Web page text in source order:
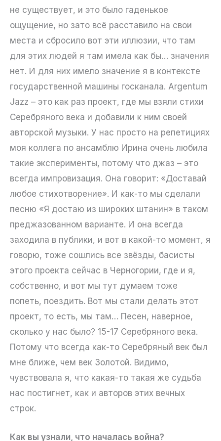
не существует, и это было гаденькое
ощущение, но зато всё расставило на свои
места и сбросило вот эти иллюзии, что там
для этих людей я там имела как бы… значения
нет. И для них имело значение я в контексте
государственной машины госканала. Argentum
Jazz – это как раз проект, где мы взяли стихи
Серебряного века и добавили к ним своей
авторской музыки. У нас просто на репетициях
моя коллега по ансамблю Ирина очень любила
такие эксперименты, потому что джаз – это
всегда импровизация. Она говорит: «Доставай
любое стихотворение». И как-то мы сделали
песню «Я достаю из широких штанин» в таком
преджазованном варианте. И она всегда
заходила в публики, и вот в какой-то момент, я
говорю, тоже сошлись все звёзды, басисты
этого проекта сейчас в Черногории, где и я,
собственно, и вот мы тут думаем тоже
попеть, поездить. Вот мы стали делать этот
проект, то есть, мы там… Песен, наверное,
сколько у нас было? 15-17 Серебряного века.
Потому что всегда как-то Серебряный век был
мне ближе, чем век Золотой. Видимо,
чувствовала я, что какая-то такая же судьба
нас постигнет, как и авторов этих вечных
строк.
Как вы узнали, что началась война?